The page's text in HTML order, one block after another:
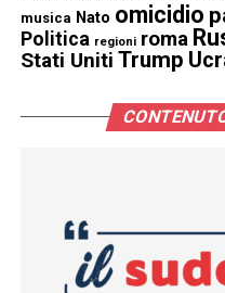
musica Nato omicidio
Politica regioni roma
Stati Uniti Trump